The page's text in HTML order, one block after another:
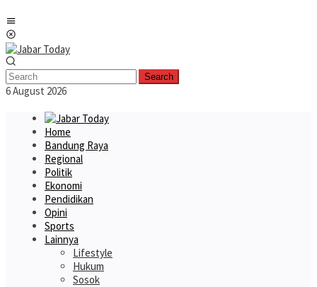
to
content
Search
6 August 2026
Home
Bandung Raya
Regional
Politik
Ekonomi
Pendidikan
Opini
Sports
Lainnya
Lifestyle
Hukum
Sosok